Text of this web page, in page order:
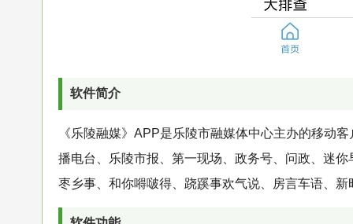
软件简介
《乐陵融媒》APP是乐陵市融媒体中心主办的移动
播电台、乐陵市报、第一现场、政务号、问政、迷
枣乡事、和你嘚啵得、跷蹊事欢气说、房言车语、